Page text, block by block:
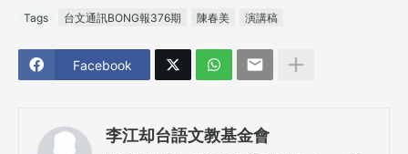
Tags 台文通訊BONG報376期 陳春美 演講稿
Facebook
李江却台語文教基金會